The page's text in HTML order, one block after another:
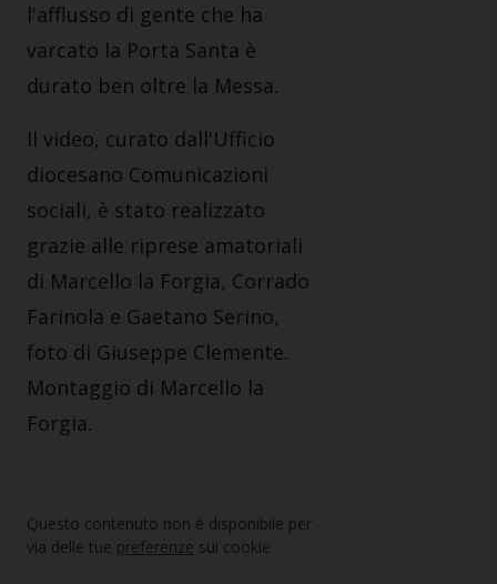
l'afflusso di gente che ha
varcato la Porta Santa è
durato ben oltre la Messa.
Il video, curato dall'Ufficio
diocesano Comunicazioni
sociali, è stato realizzato
grazie alle riprese amatoriali
di Marcello la Forgia, Corrado
Farinola e Gaetano Serino,
foto di Giuseppe Clemente.
Montaggio di Marcello la
Forgia.
Questo contenuto non è disponibile per
via delle tue preferenze sui cookie